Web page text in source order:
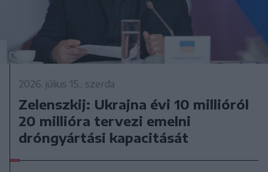
2026. július 15., szerda
Zelenszkij: Ukrajna évi 10 millióról
20 millióra tervezi emelni
dróngyártási kapacitását